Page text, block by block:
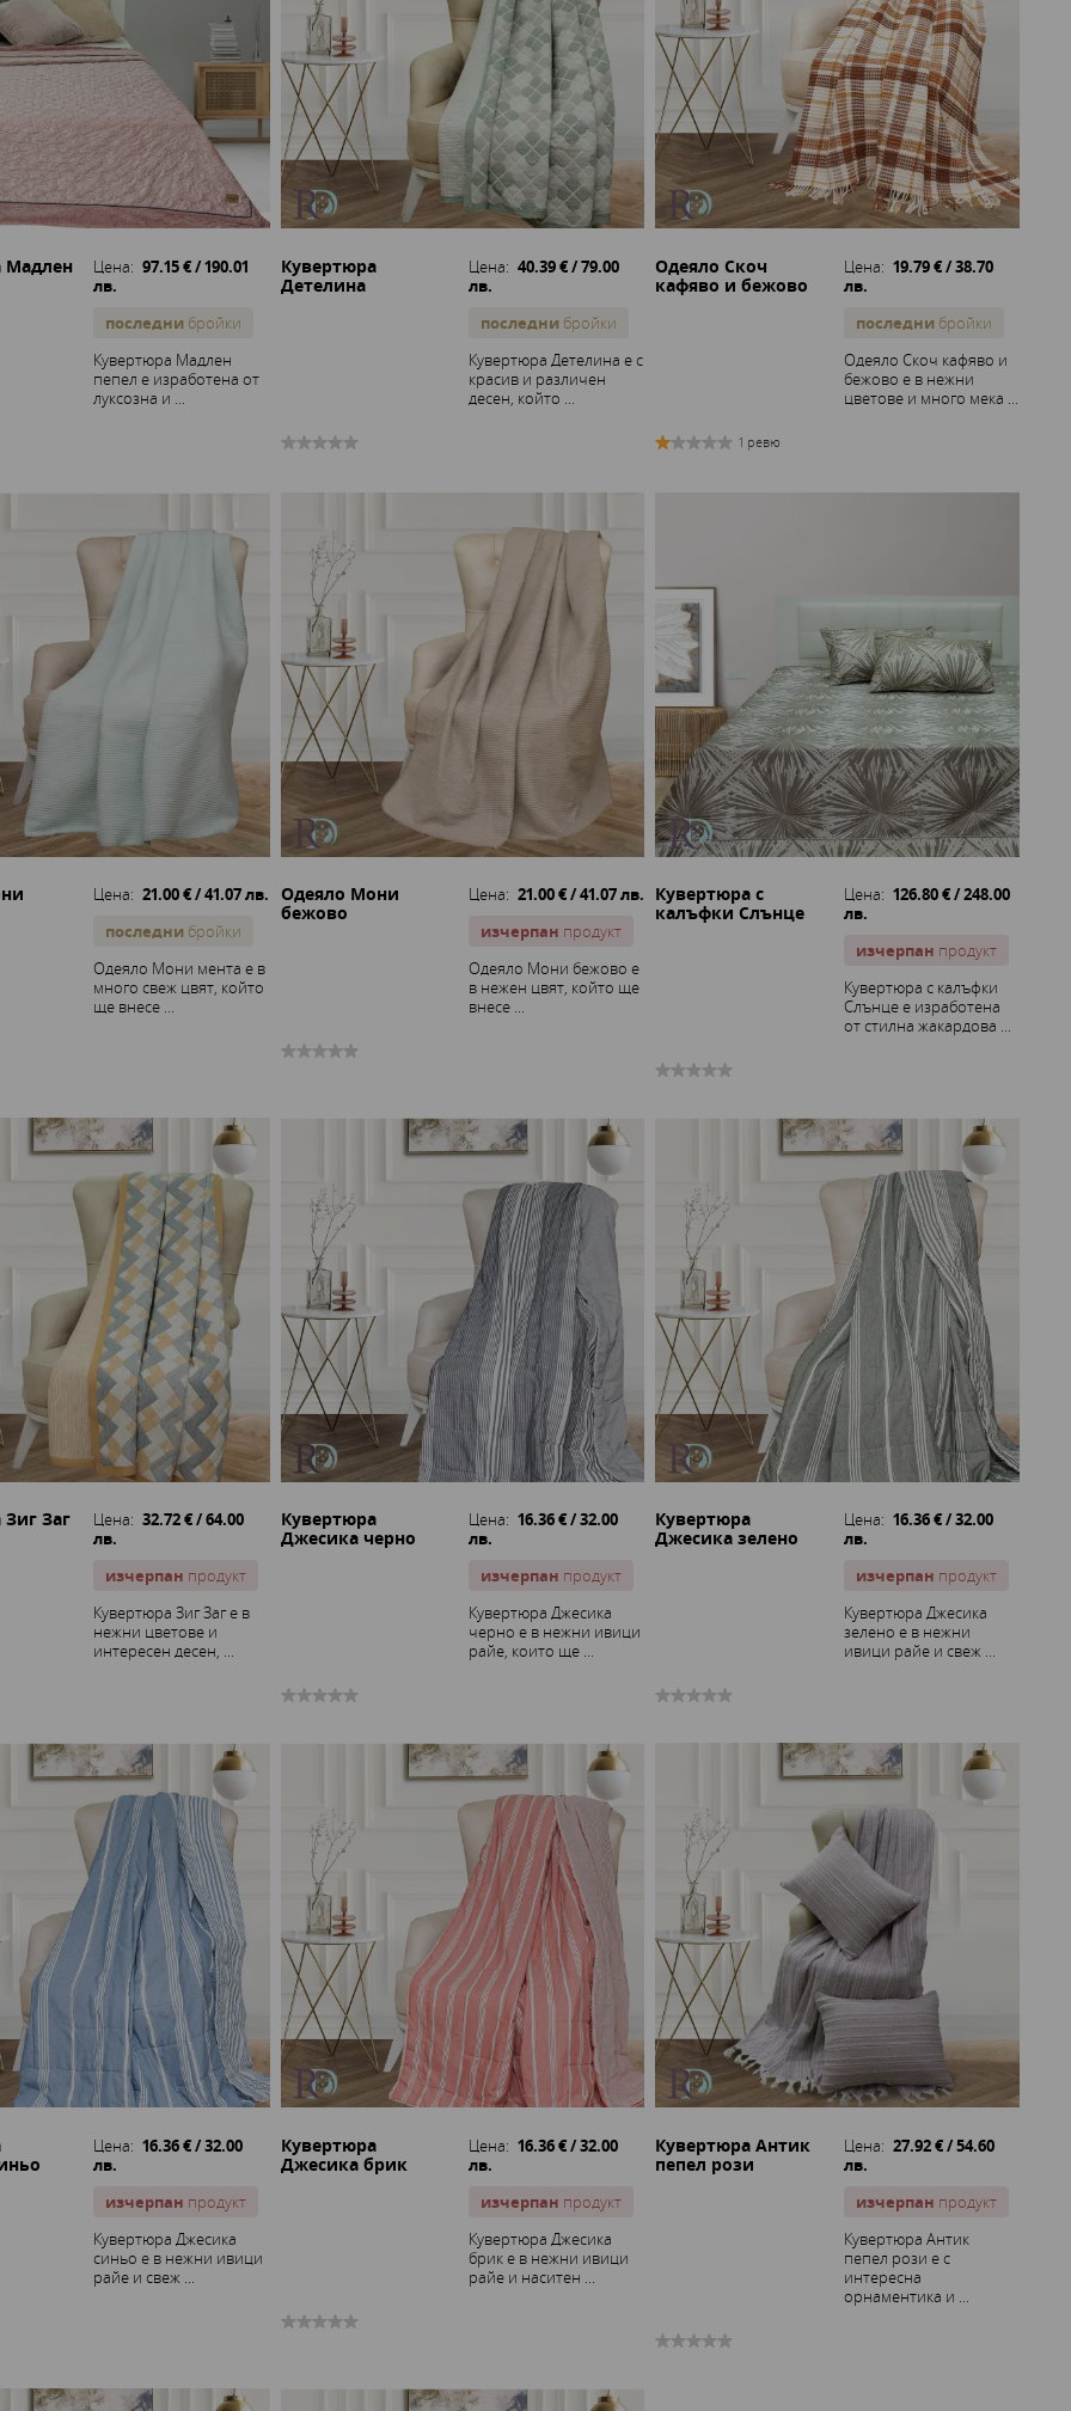
Мадлен
Цена: 97.15 € / 190.01
лв.
последни бройки
Кувертюра Мадлен
пепел е изработена от
луксозна и ...
Кувертюра
Детелина
Цена: 40.39 € / 79.00
лв.
последнибройки
Кувертюра Детелина е с
красив и различен
десен, който ...
Одеяло Скоч
кафяво и бежово
Цена: 19.79 € / 38.70
лв.
последнибройки
Одеяло Скоч кафяво и
бежово е в нежни
цветове и много мека ...
1 ревю
Цена: 21.00 € / 41.07 лв.
последни бройки
Одеяло Мони мента е в
много свеж цвят, който
ще внесе ...
Одеяло Мони
бежово
Цена: 21.00 € / 41.07 лв.
изчерпан продукт
Одеяло Мони бежово е
в нежен цвят, който ще
внесе ...
Кувертюра с
калъфки Слънце
Цена: 126.80 € / 248.00
лв.
изчерпан продукт
Кувертюра с калъфки
Слънце е изработена
от стилна жакардова ...
Заг Цена: 32.72 € / 64.00
лв.
изчерпан продукт
Кувертюра Зиг Заг е в
нежни цветове и
интересен десен, ...
Кувертюра
Джесика черно
Цена: 16.36 € / 32.00
лв.
изчерпан продукт
Кувертюра Джесика
черно е в нежни ивици
райе, които ще ...
Кувертюра
Джесика зелено
Цена: 16.36 € / 32.00
лв.
изчерпан продукт
Кувертюра Джесика
зелено е в нежни
ивици райе и свеж ...
Цена: 16.36 € / 32.00
лв.
изчерпан продукт
Кувертюра Джесика
синьо е в нежни ивици
райе и свеж ...
Кувертюра
Джесика брик
Цена: 16.36 € / 32.00
лв.
изчерпан продукт
Кувертюра Джесика
брик е в нежни ивици
райе и наситен ...
Кувертюра Антик
пепел рози
Цена: 27.92 € / 54.60
лв.
изчерпан продукт
Кувертюра Антик
пепел рози е с
интересна
орнаментика и ...